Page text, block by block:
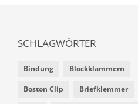
SCHLAGWÖRTER
Bindung Blockklammern
Boston Clip Briefklemmer